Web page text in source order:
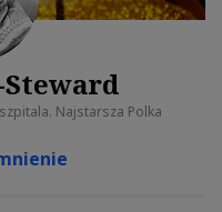
Najstarsza Polka